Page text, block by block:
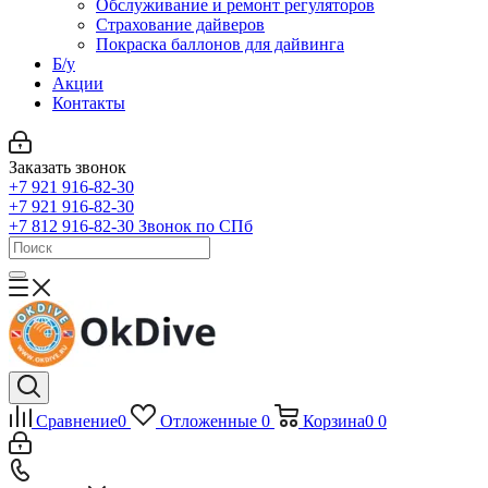
Обслуживание и ремонт регуляторов
Страхование дайверов
Покраска баллонов для дайвинга
Б/у
Акции
Контакты
Заказать звонок
+7 921 916-82-30
+7 921 916-82-30
+7 812 916-82-30 Звонок по СПб
Сравнение0 Отложенные 0 Корзина0 0